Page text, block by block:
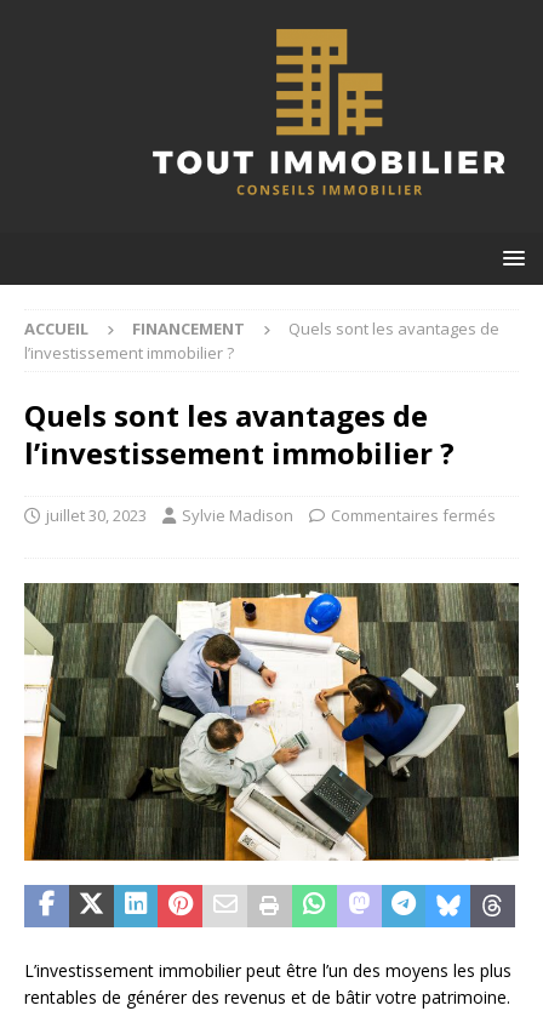
ACCUEIL FINANCEMENT
Quels sont les avantages de
l’investissement immobilier ?
Quels sont les avantages de
l’investissement immobilier ?
juillet 30, 2023 Sylvie Madison Commentaires fermés
L’investissement immobilier peut être l’un des moyens les plus
rentables de générer des revenus et de bâtir votre patrimoine.